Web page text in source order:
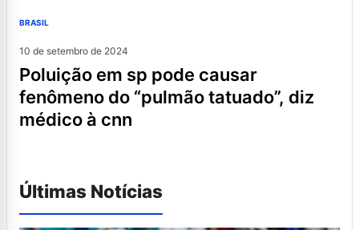
BRASIL
10 de setembro de 2024
poluição em sp pode causar
fenômeno do “pulmão tatuado”, diz
médico à cnn
Últimas Notícias